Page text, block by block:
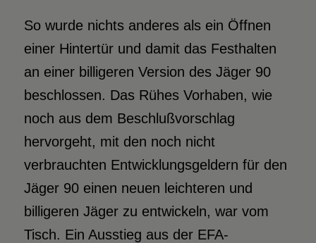
So wurde nichts anderes als ein Öffnen
einer Hintertür und damit das Festhalten
an einer billigeren Version des Jäger 90
beschlossen. Das Rühes Vorhaben, wie
noch aus dem Beschlußvorschlag
hervorgeht, mit den noch nicht
verbrauchten Entwicklungsgeldern für den
Jäger 90 einen neuen leichteren und
billigeren Jäger zu entwickeln, war vom
Tisch. Ein Ausstieg aus der EFA-